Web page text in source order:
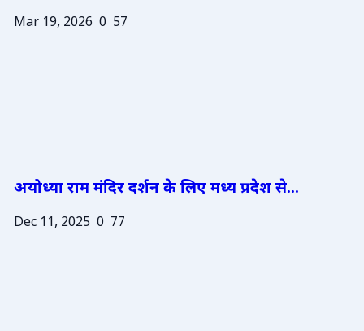
Mar 19, 2026 0 57
अयोध्या राम मंदिर दर्शन के लिए मध्य प्रदेश से...
Dec 11, 2025 0 77